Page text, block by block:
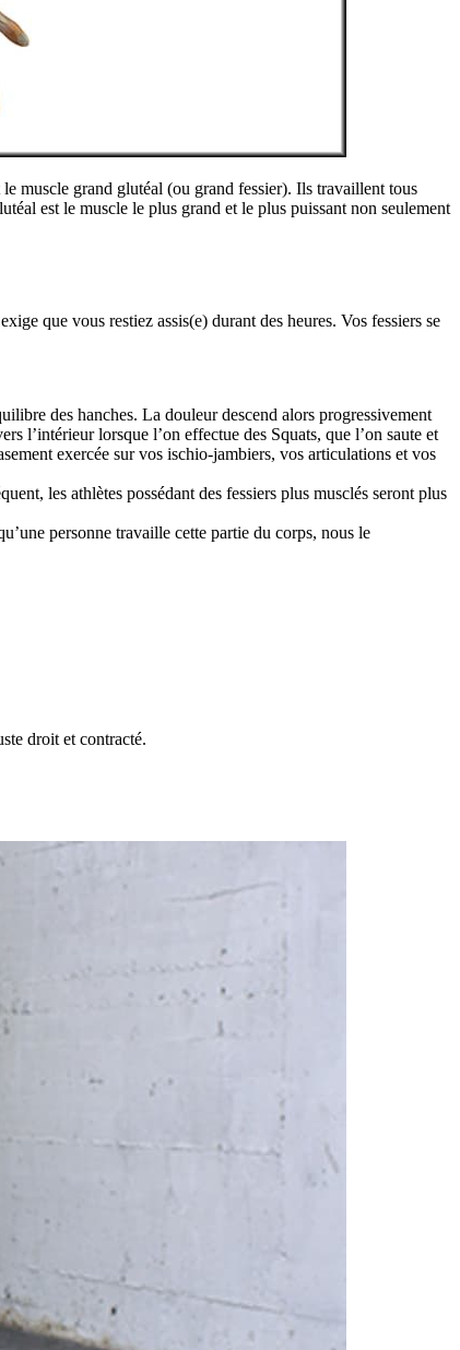
muscle grand glutéal (ou grand fessier). Ils travaillent tous
est le muscle le plus grand et le plus puissant non seulement
que vous restiez assis(e) durant des heures. Vos fessiers se
des hanches. La douleur descend alors progressivement
l’intérieur lorsque l’on effectue des Squats, que l’on saute et
exercée sur vos ischio-jambiers, vos articulations et vos
les athlètes possédant des fessiers plus musclés seront plus
personne travaille cette partie du corps, nous le
droit et contracté.